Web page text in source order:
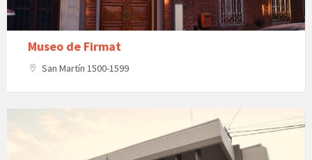
Museo de Firmat
San Martín 1500-1599